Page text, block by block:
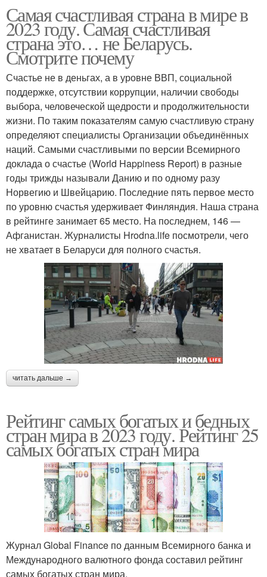
Самая счастливая страна в мире в
2023 году. Самая счастливая
страна это… не Беларусь.
Смотрите почему
Счастье не в деньгах, а в уровне ВВП, социальной
поддержке, отсутствии коррупции, наличии свободы
выбора, человеческой щедрости и продолжительности
жизни. По таким показателям самую счастливую страну
определяют специалисты Организации объединённых
наций. Самыми счастливыми по версии Всемирного
доклада о счастье (World Happiness Report) в разные
годы трижды называли Данию и по одному разу
Норвегию и Швейцарию. Последние пять первое место
по уровню счастья удерживает Финляндия. Наша страна
в рейтинге занимает 65 место. На последнем, 146 —
Афганистан. Журналисты Hrodna.life посмотрели, чего
не хватает в Беларуси для полного счастья.
читать дальше →
Рейтинг самых богатых и бедных
стран мира в 2023 году. Рейтинг 25
самых богатых стран мира
Журнал Global Finance по данным Всемирного банка и
Международного валютного фонда составил рейтинг
самых богатых стран мира.